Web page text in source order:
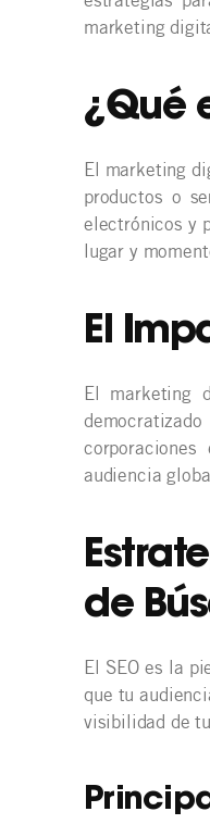
marketing
¿Qué
El marketing
productos o
electrónicos y
lugar y
El
El marketing
audiencia
de
El SEO es la
que tu
visibilidad de